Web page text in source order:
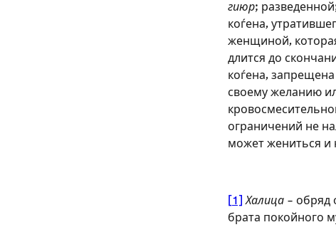
гиюр;
коѓена,
женщиной,
длится до
коѓена,
своему желанию
ограничений не
может жениться и
[1] Халица– обряд
брата покойного